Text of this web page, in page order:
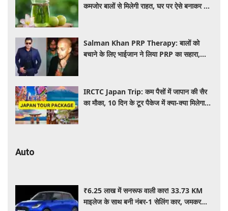
कमजोर बालों से मिलेगी राहत, घर पर ऐसे बनाकर करें
Salman Khan PRP Therapy: बालों को
बचाने के लिए भाईजान ने लिया PRP का सहारा,
IRCTC Japan Trip: कम पैसों में जापान की सैर
का मौका, 10 दिन के टूर पैकेज में क्या-क्या मिलेगा?
Auto
₹6.25 लाख में सनरूफ वाली कार! 33.73 KM
माइलेज के साथ बनी नंबर-1 सेलिंग कार, जमकर